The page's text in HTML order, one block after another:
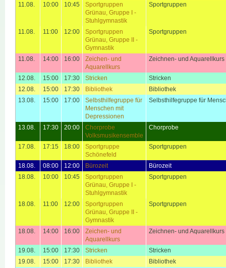
11.08.
10:00 10:45
Sportgruppen
Grünau, Gruppe I -
Stuhlgymnastik
Sportgruppen
11.08. 11:00 12:00
Sportgruppen
Grünau, Gruppe II -
Gymnastik
Sportgruppen
11.08. 14:00 16:00
Zeichen- und
Aquarellkurs
Zeichnen- und Aquarellkurs
12.08. 15:00 17:30 Stricken
Stricken
12.08.
15:00 17:30 Bibliothek
Bibliothek
13.08.
15:00 17:00
Selbsthilfegruppe für
Menschen mit
Depressionen
Selbsthilfegruppe für
13.08. 17:30 20:00
Chorprobe
Volksmusikensemble
Chorprobe
17.08. 17:15 18:00
Sportgruppe
Schönefeld
Sportgruppen
18.08. 08:00 12:00 Bürozeit
Bürozeit
18.08.
10:00 10:45
Sportgruppen
Grünau, Gruppe I -
Stuhlgymnastik
Sportgruppen
18.08. 11:00 12:00
Sportgruppen
Grünau, Gruppe II -
Gymnastik
Sportgruppen
18.08. 14:00 16:00
Zeichen- und
Aquarellkurs
Zeichnen- und Aquarellkurs
19.08. 15:00 17:30 Stricken
Stricken
19.08.
15:00 17:30 Bibliothek
Bibliothek